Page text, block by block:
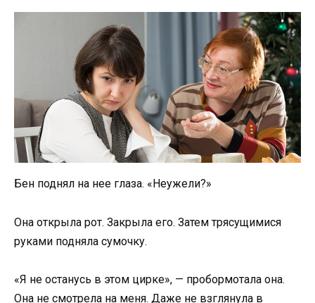
Бен поднял на нее глаза. «Неужели?»
Она открыла рот. Закрыла его. Затем трясущимися
руками подняла сумочку.
«Я не останусь в этом цирке», — пробормотала она.
Она не смотрела на меня. Даже не взглянула в